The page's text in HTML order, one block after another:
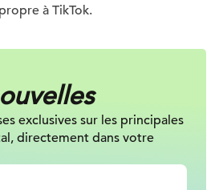
à TikTok.
exclusives sur les principales
directement dans votre